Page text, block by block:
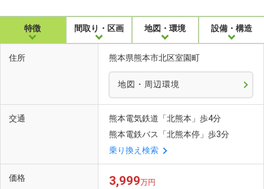
特徴 間取り・区画 地図・環境 設備・構造
住所 熊本県熊本市北区室園町
地図・周辺環境
交通
熊本電気鉄道「北熊本」歩4分
熊本電鉄バス「北熊本停」歩3分
乗り換え検索
価格 3,999万円